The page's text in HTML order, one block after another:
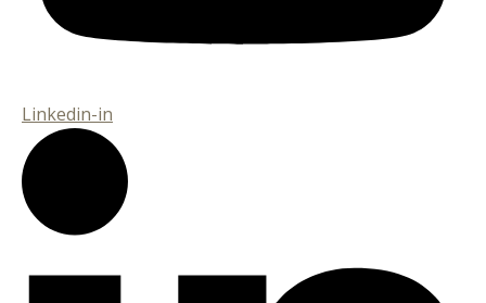
Linkedin-in